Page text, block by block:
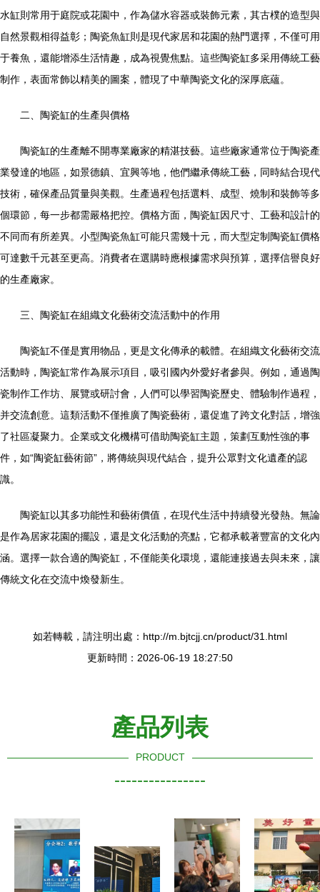
水缸則常用于庭院或花園中，作為儲水容器或裝飾元素，其古樸的造型與
自然景觀相得益彰；陶瓷魚缸則是現代家居和花園的熱門選擇，不僅可用
于養魚，還能增添生活情趣，成為視覺焦點。這些陶瓷缸多采用傳統工藝
制作，表面常飾以精美的圖案，體現了中華陶瓷文化的深厚底蘊。
二、陶瓷缸的生產與價格
陶瓷缸的生產離不開專業廠家的精湛技藝。這些廠家通常位于陶瓷產
業發達的地區，如景德鎮、宜興等地，他們繼承傳統工藝，同時結合現代
技術，確保產品質量與美觀。生產過程包括選料、成型、燒制和裝飾等多
個環節，每一步都需嚴格把控。價格方面，陶瓷缸因尺寸、工藝和設計的
不同而有所差異。小型陶瓷魚缸可能只需幾十元，而大型定制陶瓷缸價格
可達數千元甚至更高。消費者在選購時應根據需求與預算，選擇信譽良好
的生產廠家。
三、陶瓷缸在組織文化藝術交流活動中的作用
陶瓷缸不僅是實用物品，更是文化傳承的載體。在組織文化藝術交流
活動時，陶瓷缸常作為展示項目，吸引國內外愛好者參與。例如，通過陶
瓷制作工作坊、展覽或研討會，人們可以學習陶瓷歷史、體驗制作過程，
并交流創意。這類活動不僅推廣了陶瓷藝術，還促進了跨文化對話，增強
了社區凝聚力。企業或文化機構可借助陶瓷缸主題，策劃互動性強的事
件，如“陶瓷缸藝術節”，將傳統與現代結合，提升公眾對文化遺產的認
識。
陶瓷缸以其多功能性和藝術價值，在現代生活中持續發光發熱。無論
是作為居家花園的擺設，還是文化活動的亮點，它都承載著豐富的文化內
涵。選擇一款合適的陶瓷缸，不僅能美化環境，還能連接過去與未來，讓
傳統文化在交流中煥發新生。
如若轉載，請注明出處：http://m.bjtcjj.cn/product/31.html
更新時間：2026-06-19 18:27:50
產品列表
PRODUCT
----------------